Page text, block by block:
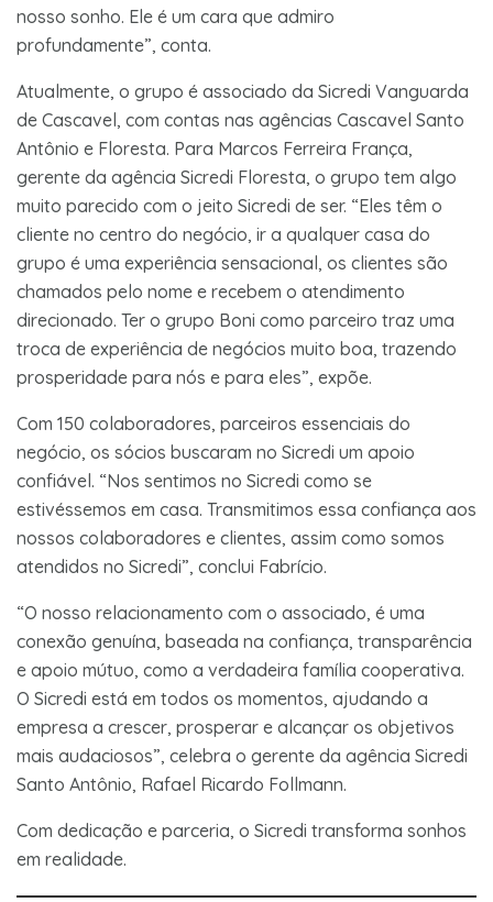
nosso sonho. Ele é um cara que admiro
profundamente”, conta.
Atualmente, o grupo é associado da Sicredi Vanguarda
de Cascavel, com contas nas agências Cascavel Santo
Antônio e Floresta. Para Marcos Ferreira França,
gerente da agência Sicredi Floresta, o grupo tem algo
muito parecido com o jeito Sicredi de ser. “Eles têm o
cliente no centro do negócio, ir a qualquer casa do
grupo é uma experiência sensacional, os clientes são
chamados pelo nome e recebem o atendimento
direcionado. Ter o grupo Boni como parceiro traz uma
troca de experiência de negócios muito boa, trazendo
prosperidade para nós e para eles”, expõe.
Com 150 colaboradores, parceiros essenciais do
negócio, os sócios buscaram no Sicredi um apoio
confiável. “Nos sentimos no Sicredi como se
estivéssemos em casa. Transmitimos essa confiança aos
nossos colaboradores e clientes, assim como somos
atendidos no Sicredi”, conclui Fabrício.
“O nosso relacionamento com o associado, é uma
conexão genuína, baseada na confiança, transparência
e apoio mútuo, como a verdadeira família cooperativa.
O Sicredi está em todos os momentos, ajudando a
empresa a crescer, prosperar e alcançar os objetivos
mais audaciosos”, celebra o gerente da agência Sicredi
Santo Antônio, Rafael Ricardo Follmann.
Com dedicação e parceria, o Sicredi transforma sonhos
em realidade.